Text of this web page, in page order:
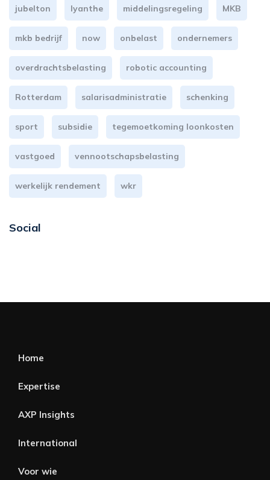
jubelton lyanthe middelingsregeling MKB
mkb bedrijf now onbelast ondernemers
overdrachtsbelasting robotic accounting
Rotterdam salarisadministratie schenking
sport subsidie tegemoetkoming loonkosten
vastgoed vennootschapsbelasting
werkelijk rendement wkr
Social
Home
Expertise
AXP Insights
International
Voor wie